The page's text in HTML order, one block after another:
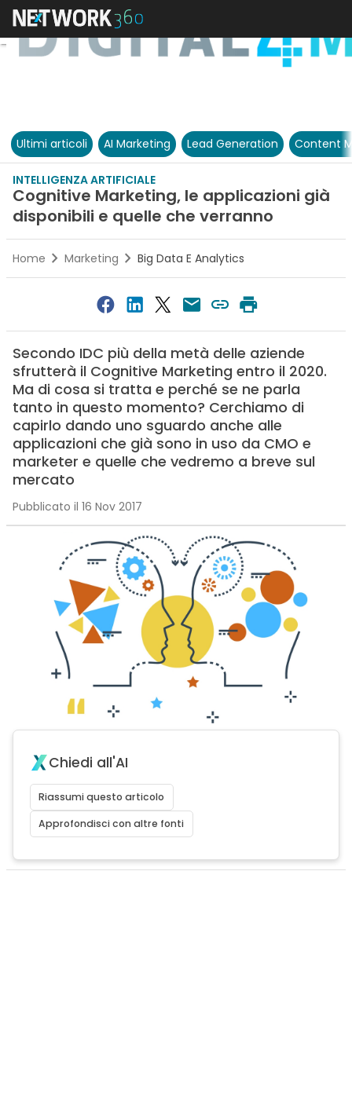
Ultimi articoli AI Marketing Lead Generation Content
INTELLIGENZA ARTIFICIALE
Cognitive Marketing, le applicazioni già
disponibili e quelle che verranno
Home Marketing Big Data E Analytics
Secondo IDC più della metà delle aziende
sfrutterà il Cognitive Marketing entro il 2020.
Ma di cosa si tratta e perché se ne parla
tanto in questo momento? Cerchiamo di
capirlo dando uno sguardo anche alle
applicazioni che già sono in uso da CMO e
marketer e quelle che vedremo a breve sul
mercato
Pubblicato il 16 Nov 2017
Chiedi all'AI
Riassumi questo articolo
Approfondisci con altre fonti